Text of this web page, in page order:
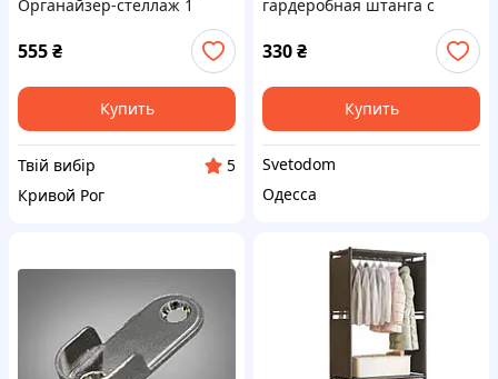
Органайзер-стеллаж 1
555₴
Купить
Твій вибір
5
Кривой Рог
гардеробная штанга с
330₴
Купить
Svetodom
Одесса